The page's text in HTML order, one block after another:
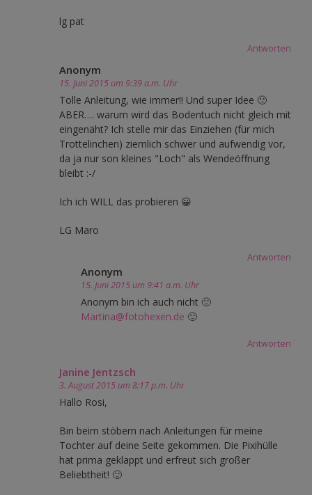
lg pat
Antworten
Anonym
15. Juni 2015 um 9:39 a.m. Uhr
Tolle Anleitung, wie immer!! Und super Idee 🙂
ABER…. warum wird das Bodentuch nicht gleich mit
eingenäht? Ich stelle mir das Einziehen (für mich
Trottelinchen) ziemlich schwer und aufwendig vor,
da ja nur son kleines "Loch" als Wendeöffnung
bleibt :-/
Ich ich WILL das probieren 😀
LG Maro
Antworten
Anonym
15. Juni 2015 um 9:41 a.m. Uhr
Anonym bin ich auch nicht 🙂
Martina@fotohexen.de 🙂
Antworten
Janine Jentzsch
3. August 2015 um 8:17 p.m. Uhr
Hallo Rosi,
Bin beim stöbern nach Anleitungen für meine
Tochter auf deine Seite gekommen. Die Pixihülle
hat prima geklappt und erfreut sich großer
Beliebtheit! 🙂